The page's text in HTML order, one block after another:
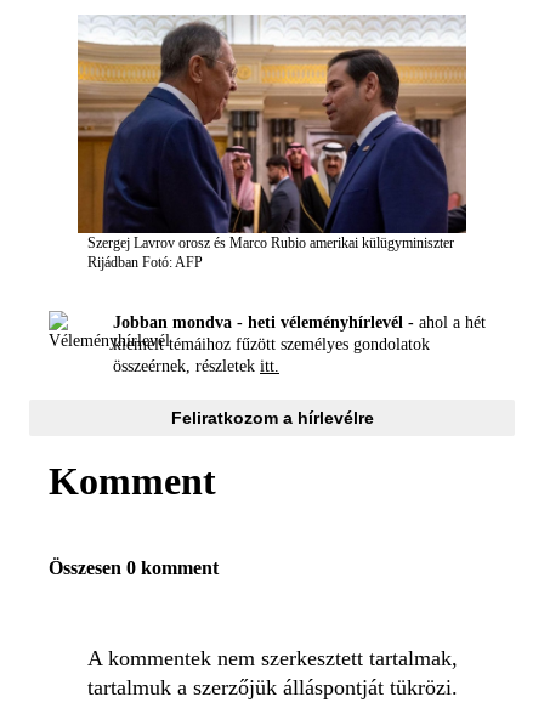
Szergej Lavrov orosz és Marco Rubio amerikai külügyminiszter
Rijádban Fotó: AFP
Jobban mondva - heti véleményhírlevél - ahol a hét
kiemelt témáihoz fűzött személyes gondolatok
összeérnek, részletek itt.
Feliratkozom a hírlevélre
Komment
Összesen 0 komment
A kommentek nem szerkesztett tartalmak,
tartalmuk a szerzőjük álláspontját tükrözi.